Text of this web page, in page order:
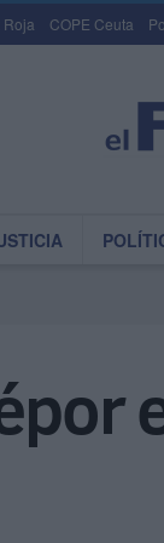
Roja COPE Ceuta